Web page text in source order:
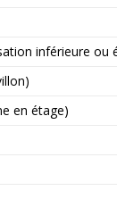
inférieure ou
en étage)